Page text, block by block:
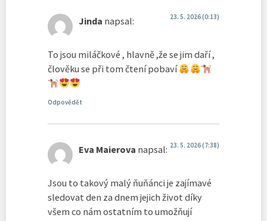
Jinda napsal: 23. 5. 2026 (0:13)
To jsou miláčkové , hlavně ,že se jim daří ,
člověku se při tom čtení pobaví
Odpovědět
Eva Maierova napsal: 23. 5. 2026 (7:38)
Jsou to takový malý ňuňánci je zajímavé
sledovat den za dnem jejich život díky
všem co nám ostatním to umožňují